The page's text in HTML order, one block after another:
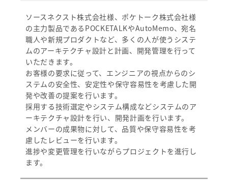
ソースネクスト株式会社様、ポケトーク株式会社様
の主力製品であるPOCKETALKやAutoMemo、宛名
職人や新規プロダクトなど、多くの人が使うシステ
ムのアーキテクチャ設計と計画、開発管理を行って
いただきます。
お客様の要求に従って、エンジニアの視点からのシ
ステムの安全性、安定性や保守容易性を考慮した開
発や改善の提案を行います。
採用する技術選定やシステム構成などシステムのア
ーキテクチャ設計を行い、開発計画を行います。
メンバーの成果物に対して、品質や保守容易性を考
慮したレビューを行います。
進捗や変更管理を行いながらプロジェクトを進行し
ます。